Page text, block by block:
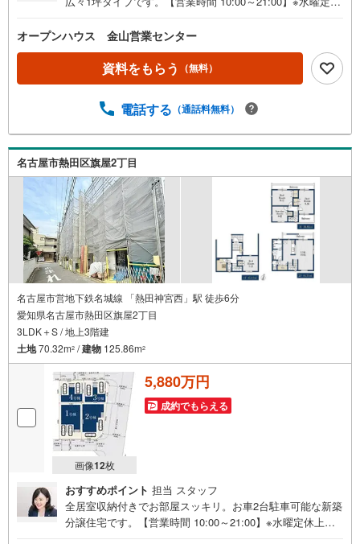
気軽にご連絡ください！現地を見学される場合は「室内・
現地を見学する（無料）」ボタンよりご希望の日時をご記
入いただけますとスムーズにご案内が可能です。◎現地の
ご案内について・平日や夜遅い時間帯もご案内が可能 ※定
明いたします。・車でご自宅や最寄り駅等、ご指定の場所
す。◎個別FP相談会 無料物件のご紹介だけでなく住宅ロ
ーン・資金のご相談、まずは家探しについて話を聞きたい
という方も大歓迎です！年間8000棟以上の限定物件を発表
しているオープンハウスだから出会える物件が多数ござい
ます。ぜひお気軽にご連絡・ご相談ください！※限定物件:
当社のみ、もしくは当社を含めた数社でのみご紹介可能な
オープンハウス・ディベロップメントの物件
オープンハウス 金山営業センター
資料をもらう （無料）
電話する （通話料無料）
名古屋市熱田区旗屋2丁目
名古屋市営地下鉄名城線 「熱田神宮西」駅 徒歩6分
愛知県名古屋市熱田区旗屋2丁目
3LDK＋S / 地上3階建
土地70.32m2 /建物 125.86m2
画像12枚
5,880万円
成約でもらえる
おすすめポイント 担当 スタッフ
全居室収納付きでお部屋スッキリ。お車2台駐車可能な新築
分譲住宅です。【営業時間 10:00～21:00】※水曜定休上記